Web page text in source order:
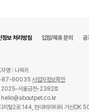
정보 처리방침 입점/제휴 문의 공
명 : 나옥귀
87-90035사업자정보확인
2025-서울금천-2382호
hello@aboutpet.co.kr
지털2로 144, 현대테라타워 가산DK